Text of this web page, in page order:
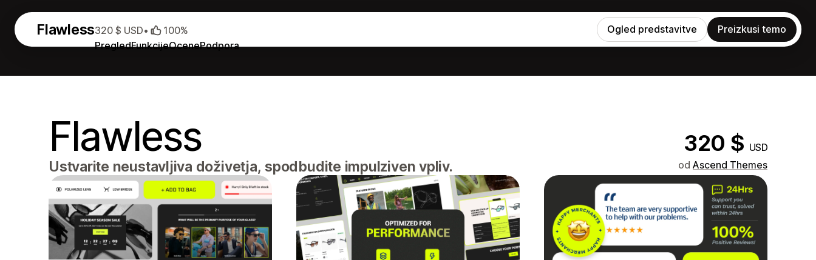
Flawless
PregledFunkcijeOcenePodpora
320 $ USD• 100% Ogled predstavitve Preizkusi temo
Flawless 320 $ USD
Ustvarite neustavljiva doživetja, spodbudite impulziven vpliv. od Ascend Themes